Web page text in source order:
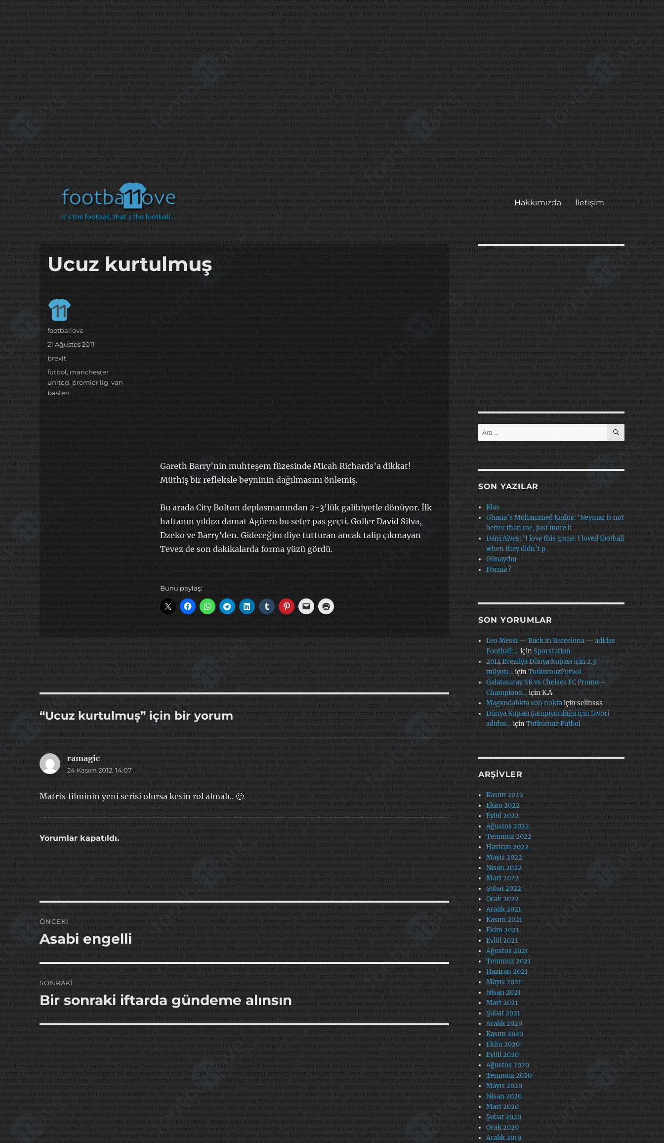
footbaLLove
it's the football, that's the football…
Hakkımızda İletişim
Ucuz kurtulmuş
Gareth Barry’nin muhteşem füzesinde Micah Richards’a dikkat!
Müthiş bir refleksle beyninin dağılmasını önlemiş.
Bu arada City Bolton deplasmanından 2-3’lük galibiyetle dönüyor. İlk
haftanın yıldızı damat Agüero bu sefer pas geçti. Goller David Silva,
Dzeko ve Barry’den. Gideceğim diye tutturan ancak talip çıkmayan
Tevez de son dakikalarda forma yüzü gördü.
Bunu paylaş:
Yazar
footballove
Yayın
tarihi
21 Ağustos 2011
Kategoriler
brexit
Etiketler
futbol, manchester
united, premier lig,van
basten
“Ucuz kurtulmuş” için bir yorum
ramagicdedi
ki:
24 Kasım 2012, 14:07
Matrix filminin yeni serisi olursa kesin rol almalı.. 🙂
Yorumlar kapatıldı.
Yazı
gezinmesi
ÖNCEKI
Önceki
yazı:
Asabi engelli
SONRAKI
Sonraki
yazı:
Bir sonraki iftarda gündeme alınsın
Ara: ARA
SON YAZILAR
Klas
Ghana’s Mohammed Kudus: ‘Neymar is not
better than me, just more h
Dani Alves: ‘I love this game. I loved football
when they didn’t p
Günaydın
Forma ?
SON YORUMLAR
Leo Messi — Back in Barcelona — adidas
Football:…içinSporstation
2014 Brezilya Dünya Kupası için 2.3
milyon…içinTutkumuzFutbol
Galatasaray SK vs Chelsea FC Promo –
Champions…içinK.A
Magandalıkta son noktaiçinselinsss
Dünya Kupası Şampiyonluğu için favori
adidas…içinTutkumuz Futbol
ARŞIVLER
Kasım 2022
Ekim 2022
Eylül 2022
Ağustos 2022
Temmuz 2022
Haziran 2022
Mayıs 2022
Nisan 2022
Mart 2022
Şubat 2022
Ocak 2022
Aralık 2021
Kasım 2021
Ekim 2021
Eylül 2021
Ağustos 2021
Temmuz 2021
Haziran 2021
Mayıs 2021
Nisan 2021
Mart 2021
Şubat 2021
Aralık 2020
Kasım 2020
Ekim 2020
Eylül 2020
Ağustos 2020
Temmuz 2020
Mayıs 2020
Nisan 2020
Mart 2020
Şubat 2020
Ocak 2020
Aralık 2019